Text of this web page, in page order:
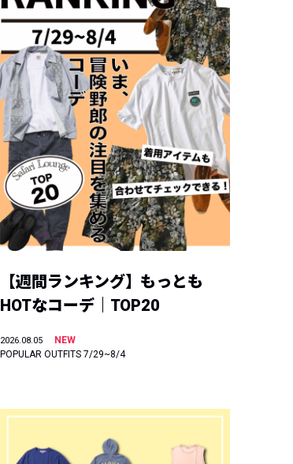
【週間ランキング】もっとも
HOTなコーデ｜TOP20
2026.08.05
NEW
POPULAR OUTFITS 7/29~8/4